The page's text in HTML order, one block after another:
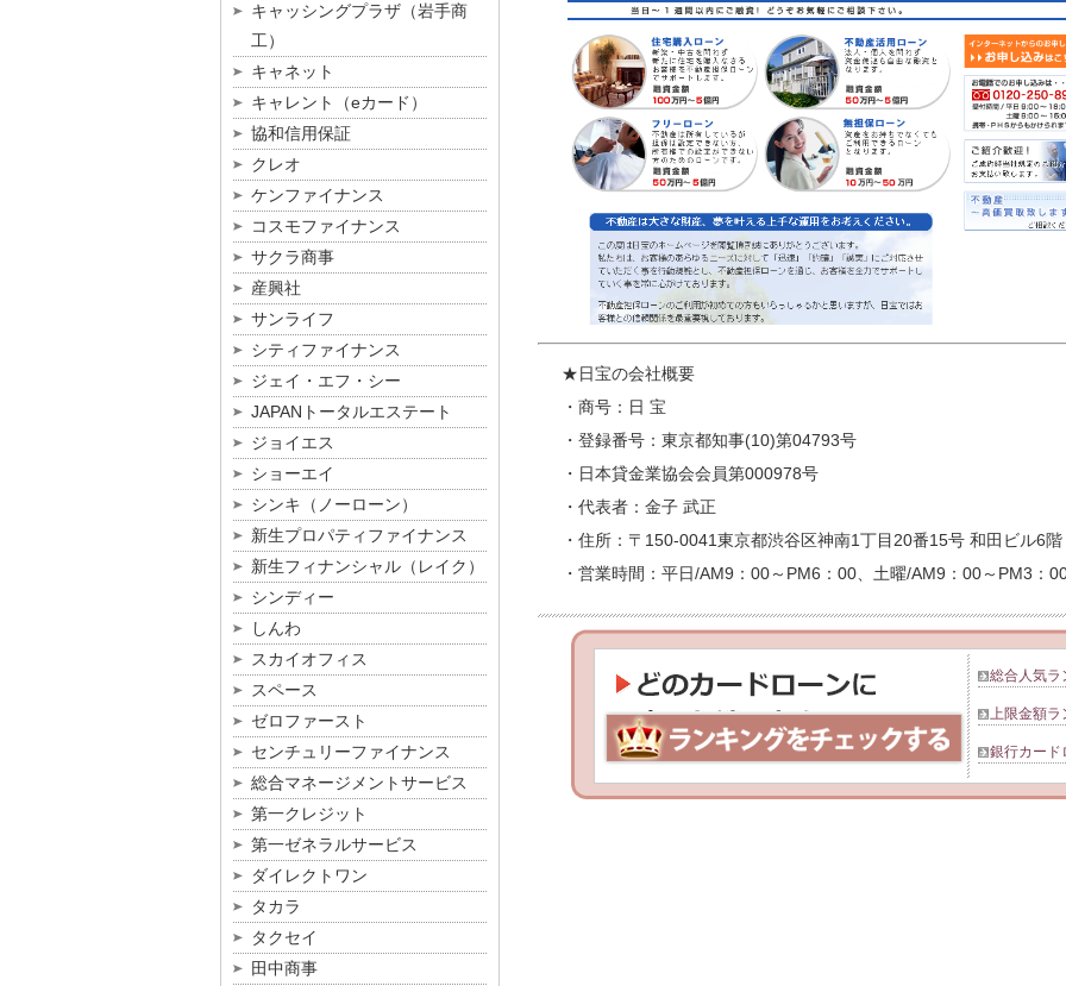
キャッシングプラザ（岩手商
工）
キャネット
キャレント（eカード）
協和信用保証
クレオ
ケンファイナンス
コスモファイナンス
サクラ商事
産興社
サンライフ
シティファイナンス
ジェイ・エフ・シー
JAPANトータルエステート
ジョイエス
ショーエイ
シンキ（ノーローン）
新生プロパティファイナンス
新生フィナンシャル（レイク）
シンディー
しんわ
スカイオフィス
スペース
ゼロファースト
センチュリーファイナンス
総合マネージメントサービス
第一クレジット
第一ゼネラルサービス
ダイレクトワン
タカラ
タクセイ
田中商事
★日宝の会社概要
・商号：日 宝
・登録番号：東京都知事(10)第04793号
・日本貸金業協会会員第000978号
・代表者：金子 武正
・住所：〒150-0041東京都渋谷区神南1丁目20番15号 和田ビル6階
・営業時間：平日/AM9：00～PM6：00、土曜/AM9：00～PM3：
総合人気ラ
上限金額ラ
銀行カード